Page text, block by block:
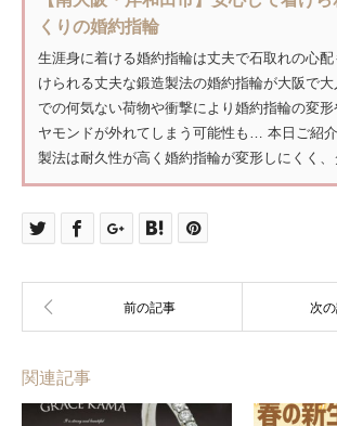
くりの婚約指輪
生涯身に着ける婚約指輪は丈夫で石取れの心
けられる丈夫な鍛造製法の婚約指輪が大阪で
での何気ない荷物や衝撃により婚約指輪の変
ヤモンドが外れてしまう可能性も… 本日ご紹
製法は耐久性が高く婚約指輪が変形しにくく
関連記事